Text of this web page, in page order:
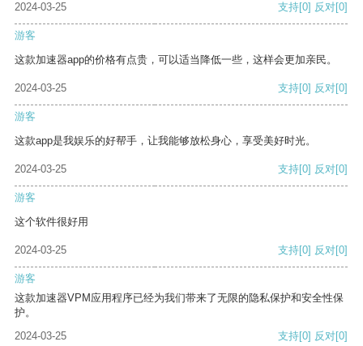
2024-03-25 支持[0] 反对[0]
游客
这款加速器app的价格有点贵，可以适当降低一些，这样会更加亲民。
2024-03-25 支持[0] 反对[0]
游客
这款app是我娱乐的好帮手，让我能够放松身心，享受美好时光。
2024-03-25 支持[0] 反对[0]
游客
这个软件很好用
2024-03-25 支持[0] 反对[0]
游客
这款加速器VPM应用程序已经为我们带来了无限的隐私保护和安全性保
护。
2024-03-25
支持[0] 反对[0]